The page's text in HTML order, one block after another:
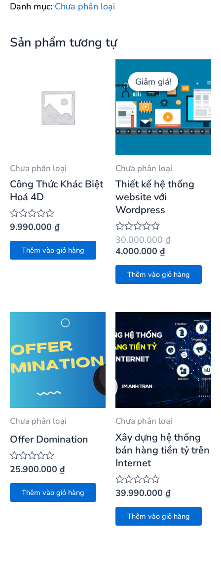
Danh mục: Chưa phân loại
Sản phẩm tương tự
Chưa phân loại
Công Thức Khác Biệt
Hoá 4D
Được
hạng
5
9.990.000 ₫
Thêm vào giỏ hàng
Giảm giá!
Giảm giá!
Chưa phân loại
Thiết kế hệ thống
website với
Wordpress
Được
xếp
hạng
0
sao
30.000.000₫
gốc
là:
30.000.000
4.000.000 ₫
hiện
tại
là:
4.000.000 ₫.
Thêm vào giỏ hàng
Chưa phân loại
Offer Domination
Được
hạng
5
25.900.000 ₫
Thêm vào giỏ hàng
Chưa phân loại
Xây dựng hệ thống
bán hàng tiền tỷ trên
Internet
Được
hạng
5
39.990.000 ₫
Thêm vào giỏ hàng